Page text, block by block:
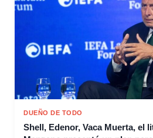
DUEÑO DE TODO
Shell, Edenor, Vaca Muerta, el